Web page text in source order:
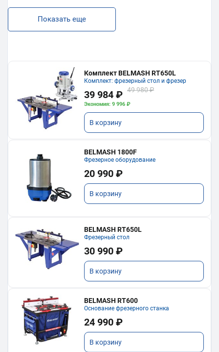
Показать еще
Комплект BELMASH RT650L
Комплект: фрезерный стол и фрезер
39 984 ₽ 49 980 ₽
Экономия: 9 996 ₽
В корзину
BELMASH 1800F
Фрезерное оборудование
20 990 ₽
В корзину
BELMASH RT650L
Фрезерный стол
30 990 ₽
В корзину
BELMASH RT600
Основание фрезерного станка
24 990 ₽
В корзину